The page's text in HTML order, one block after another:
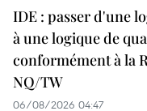
IDE : passer d'une
à une logique de
conformément à la
NQ/TW
06/08/2026 04:47